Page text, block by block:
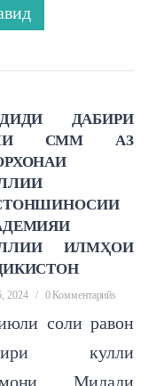
ДАБИРИ
СММ АЗ
ИЛМҲОИ
2024 / 0 Комментарийs
соли равон
кулли
Милали